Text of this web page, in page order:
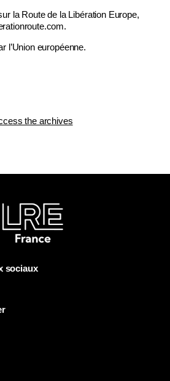
la Route de la Libération Europe,
l’Union européenne.
the archives
sociaux